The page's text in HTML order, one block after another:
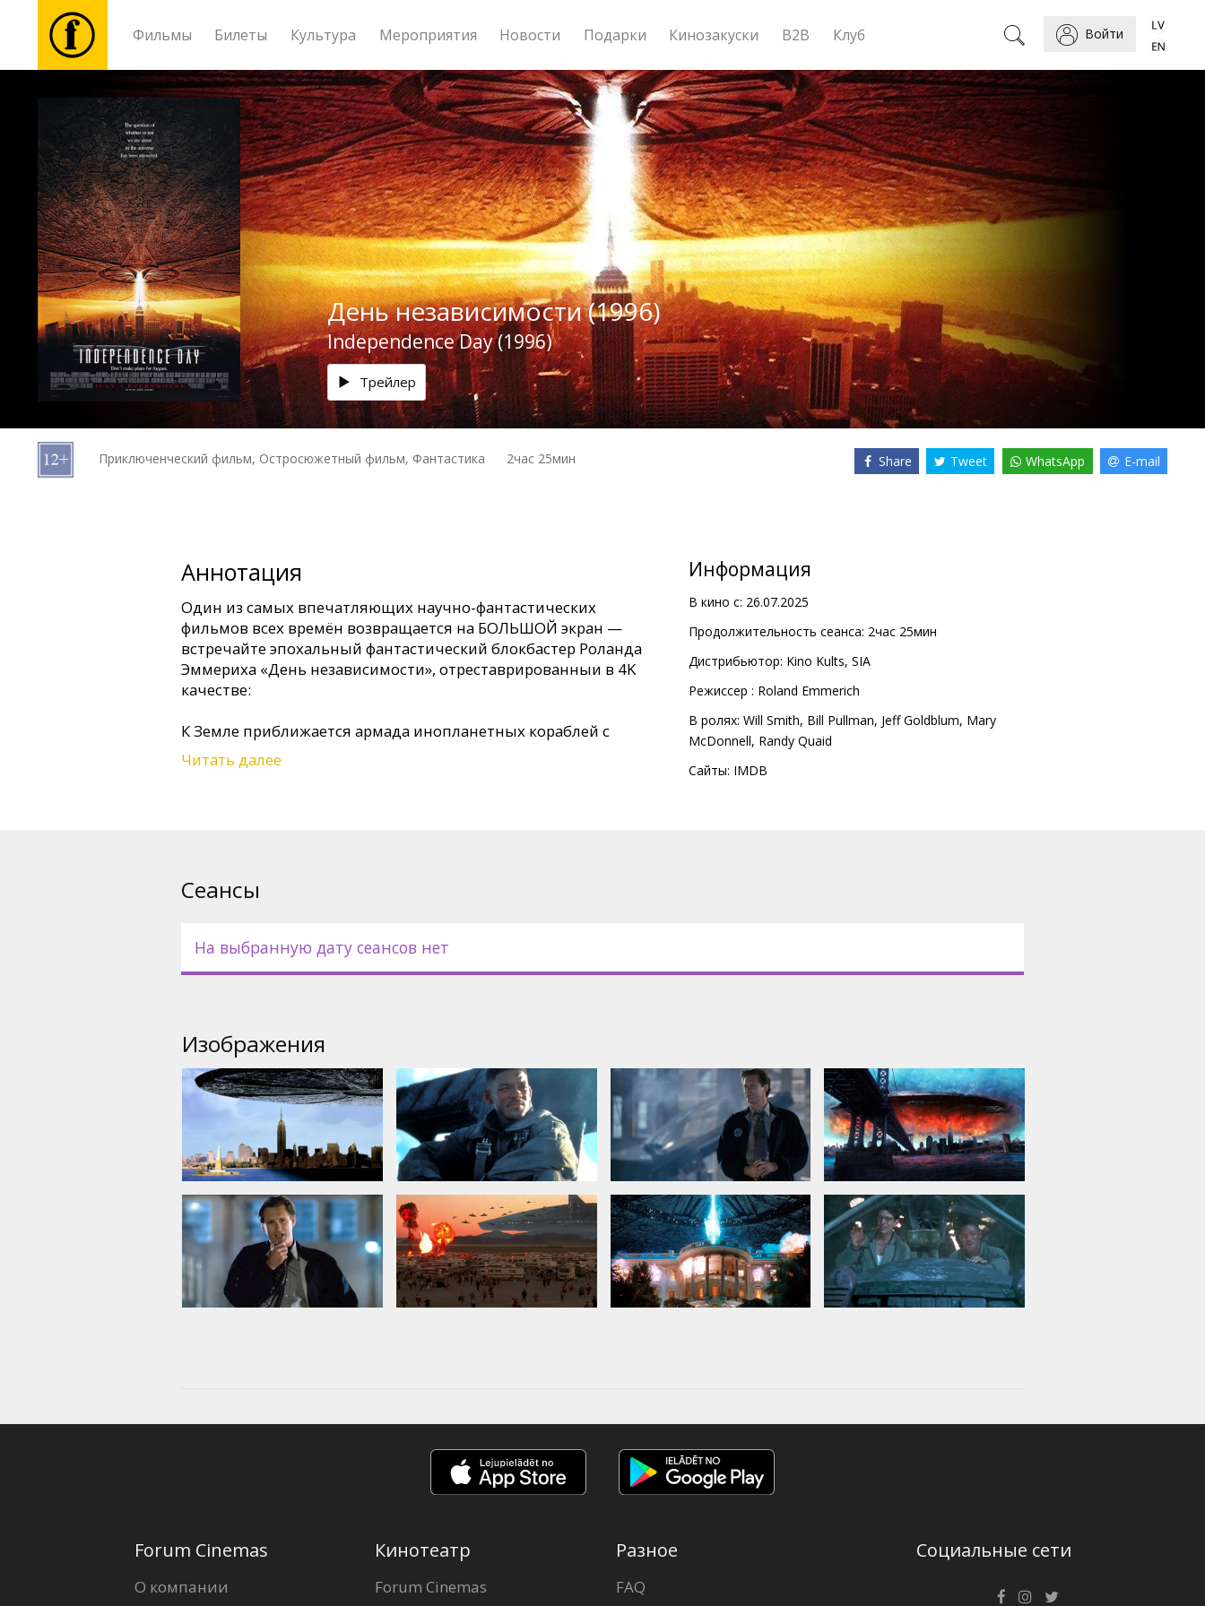
Фильмы Билеты Культура Мероприятия Новости Подарки Кинозакуски B2B Клуб Войти
Фильмы
Билеты
Культура
Мероприятия
Новости
Подарки
B2B
День независимости (1996)
Independence Day (1996)
Трейлер
Приключенческий фильм, Остросюжетный фильм, Фантастика 2час 25мин Share Tweet WhatsApp E-mail
Аннотация
Один из самых впечатляющих научно-фантастических
фильмов всех времён возвращается на БОЛЬШОЙ экран —
встречайте эпохальный фантастический блокбастер Роланда
Эммериха «День независимости», отреставрированныи в 4K
качестве:
К Земле приближается армада инопланетных кораблей с
целью уничтожить человечество и захватить планету.
Довольно скоро, столкнувшись с абсолютным техническим
русском языках.
Читать далее
Информация
В кино с: 26.07.2025
Продолжительность сеанса: 2час 25мин
Дистрибьютор: Kino Kults, SIA
Pежиссер : Roland Emmerich
В ролях: Will Smith, Bill Pullman, Jeff Goldblum, Mary
McDonnell, Randy Quaid
Сайты: IMDB
Сеансы
На выбранную дату сеансов нет
Изображения
Forum Cinemas
О компании
Кинотеатр
Forum Cinemas
Разное
FAQ
Социальные сети